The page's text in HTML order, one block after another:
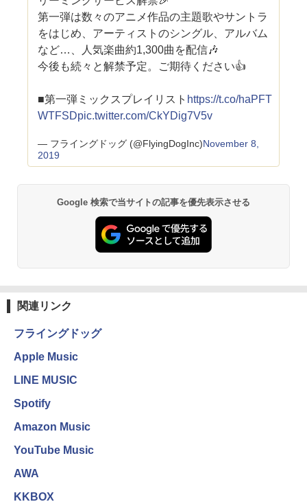
第一弾は数々のアニメ作品の主題歌やサントラ
をはじめ、アーティストのシングル、アルバム
など…、人気楽曲約1,300曲を配信🎶
今後も続々と解禁予定。ご期待ください👍
■第一弾ミックスプレイリスト https://t.co/haPFT
WTFSDpic.twitter.com/CkYDig7V5v
— フライングドッグ (@FlyingDogInc)November 8,
2019
Google 検索で当サイトの記事を優先表示させる
関連リンク
フライングドッグ
Apple Music
LINE MUSIC
Spotify
Amazon Music
YouTube Music
AWA
KKBOX